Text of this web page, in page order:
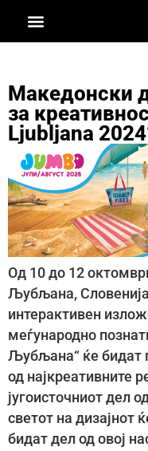
Македонски
за
Ljubljana
Од 10 до 12
Љубљана,
интерактивен
меѓународно
Љубљана“ ќе бидат
од најкреaтивните
југоисточниот дел
светот на дизајнот
бидат дел од овој